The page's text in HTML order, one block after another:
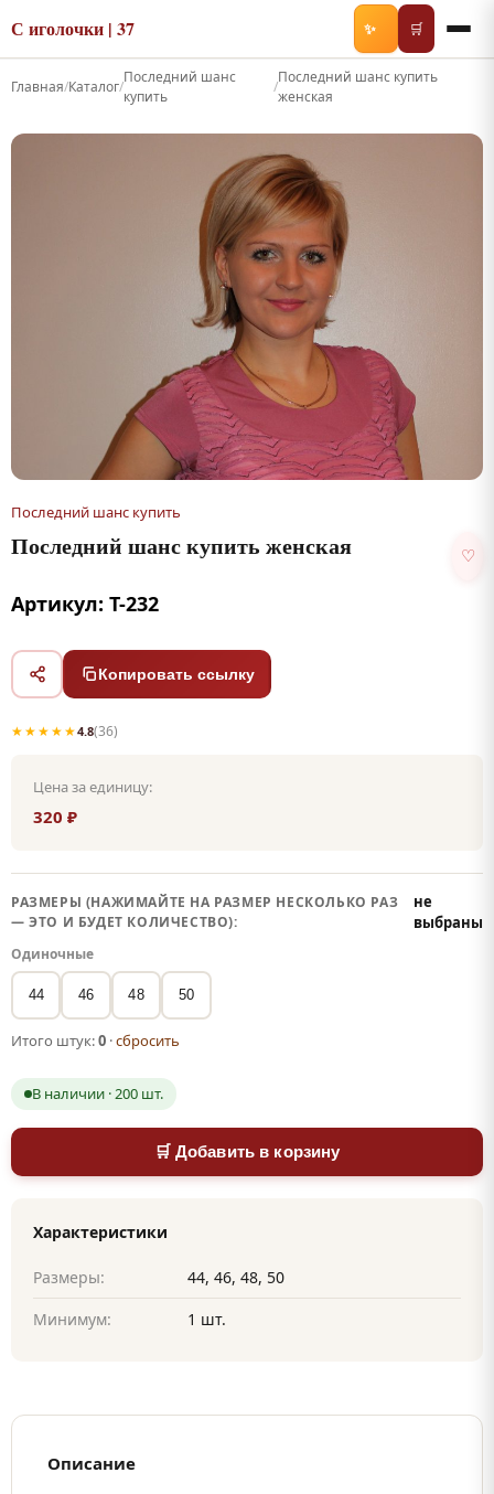
С иголочки | 37 ✨ 🛒
Главная/Каталог/
Последний шанс
купить
/
Последний шанс купить
женская
Последний шанс купить
Последний шанс купить женская ♡
Артикул: Т-232
Копировать ссылку
★★★★★4.8(36)
Цена за единицу:
320 ₽
РАЗМЕРЫ (НАЖИМАЙТЕ НА РАЗМЕР НЕСКОЛЬКО РАЗ
— ЭТО И БУДЕТ КОЛИЧЕСТВО):
не
выбраны
Одиночные
44 46 48 50
Итого штук:0 ·сбросить
В наличии · 200 шт.
🛒 Добавить в корзину
Характеристики
Размеры:
44, 46, 48, 50
Минимум:
1 шт.
Описание